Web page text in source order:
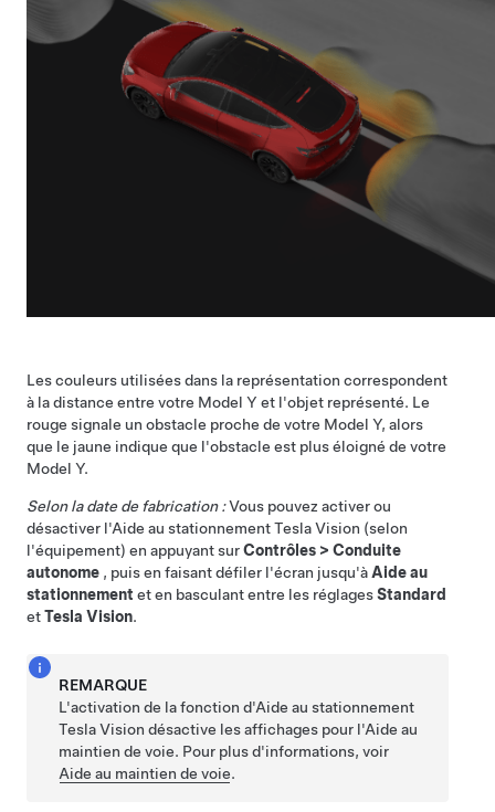
Les couleurs utilisées dans la représentation correspondent
à la distance entre votre Model Y et l'objet représenté. Le
rouge signale un obstacle proche de votre Model Y, alors
que le jaune indique que l'obstacle est plus éloigné de votre
Model Y.
Selon la date de fabrication :Vous pouvez activer ou
désactiver l'Aide au stationnement Tesla Vision (selon
l'équipement) en appuyant surContrôles > Conduite
autonome , puis en faisant défiler l'écran jusqu'à Aide au
stationnement et en basculant entre les réglagesStandard
etTesla Vision.
REMARQUE
L'activation de la fonction d'Aide au stationnement
Tesla Vision désactive les affichages pour l'Aide au
maintien de voie. Pour plus d'informations, voir
Aide au maintien de voie.